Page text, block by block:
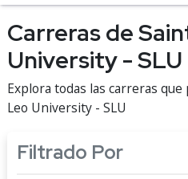
Carreras de
University - SLU
Explora todas las carreras
Leo University - SLU
Filtrado Por